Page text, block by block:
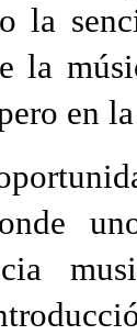
la
la
en